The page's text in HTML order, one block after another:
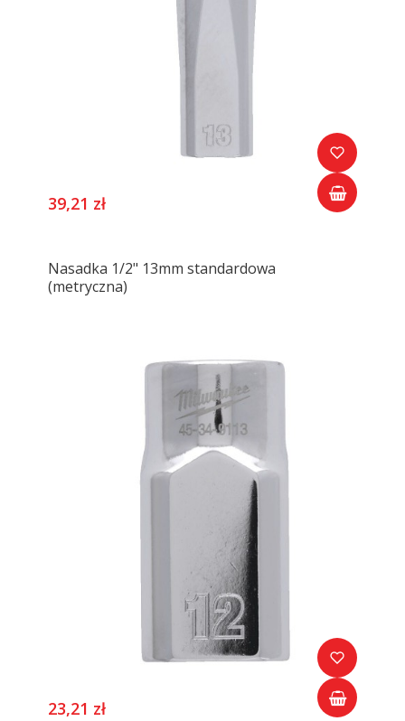
39,21 zł
Nasadka 1/2" 13mm standardowa
(metryczna)
23,21 zł